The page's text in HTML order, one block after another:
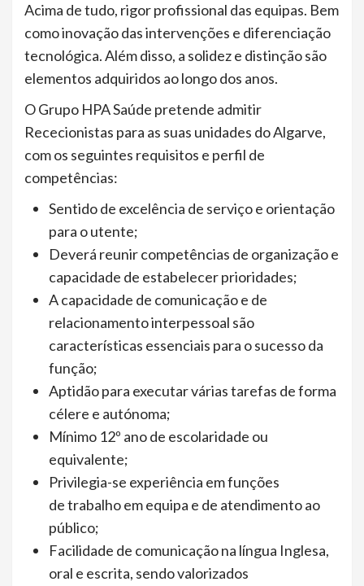
Acima de tudo, rigor profissional das equipas. Bem
como inovação das intervenções e diferenciação
tecnológica. Além disso, a solidez e distinção são
elementos adquiridos ao longo dos anos.
O Grupo HPA Saúde pretende admitir
Rececionistas para as suas unidades do Algarve,
com os seguintes requisitos e perfil de
competências:
Sentido de excelência de serviço e orientação
para o utente;
Deverá reunir competências de organização e
capacidade de estabelecer prioridades;
A capacidade de comunicação e de
relacionamento interpessoal são
características essenciais para o sucesso da
função;
Aptidão para executar várias tarefas de forma
célere e autónoma;
Mínimo 12º ano de escolaridade ou
equivalente;
Privilegia-se experiência em funções
de trabalho em equipa e de atendimento ao
público;
Facilidade de comunicação na língua Inglesa,
oral e escrita, sendo valorizados